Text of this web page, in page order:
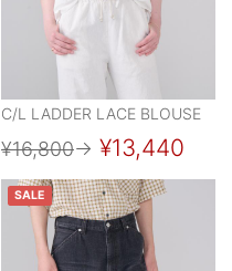
C/L LADDER LACE BLOUSE
¥16,800→ ¥13,440
SALE